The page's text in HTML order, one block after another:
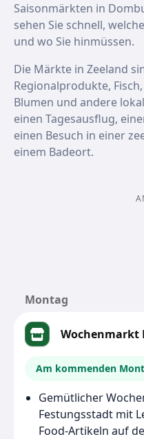
Saisonmärkten in
sehen Sie schnell,
und wo Sie hinmüssen.
Die Märkte in Zeeland
Regionalprodukte,
Blumen und andere
einen Tagesausflug,
einen Besuch in einer
einem Badeort.
Montag
Wochenmarkt
Am kommenden
Gemütlicher
Festungsstadt mit
Food-Artikeln auf